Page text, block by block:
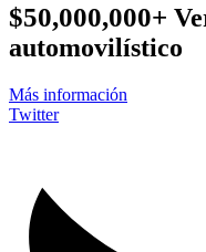
$50,000,000+
automovilístico
Más información
Twitter